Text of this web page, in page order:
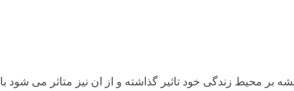
محیط زندگی خود تاثیر گذاشته و از ان نیز متاثر می شود با